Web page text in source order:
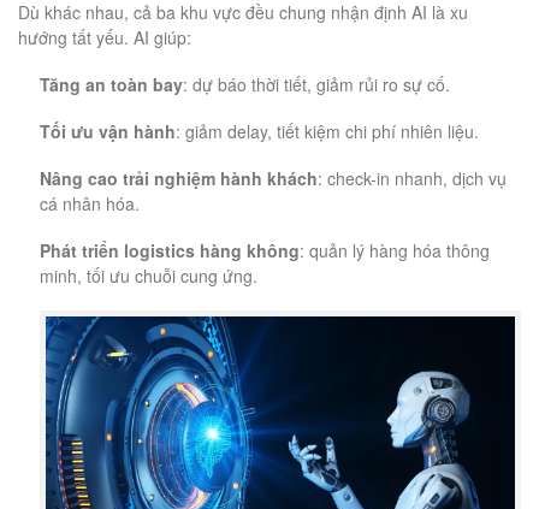
Dù khác nhau, cả ba khu vực đều chung nhận định AI là xu
hướng tất yếu. AI giúp:
Tăng an toàn bay: dự báo thời tiết, giảm rủi ro sự cố.
Tối ưu vận hành: giảm delay, tiết kiệm chi phí nhiên liệu.
Nâng cao trải nghiệm hành khách: check-in nhanh, dịch vụ
cá nhân hóa.
Phát triển logistics hàng không: quản lý hàng hóa thông
minh, tối ưu chuỗi cung ứng.